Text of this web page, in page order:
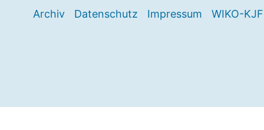
Archiv Datenschutz Impressum WIKO-KJF